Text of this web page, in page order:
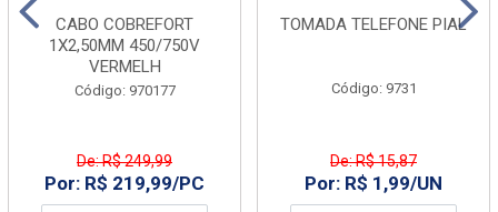
CABO COBREFORT
1X2,50MM 450/750V
VERMELH
Código: 970177
De: R$ 249,99
Por: R$ 219,99/PC
TOMADA TELEFONE PIAL
Código: 9731
De: R$ 15,87
Por: R$ 1,99/UN